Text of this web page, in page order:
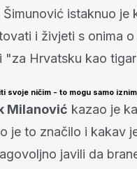
istaknuo
i živjeti s onima
"za Hrvatsku kao
svoje ničim - to mogu samo
Milanović kazao je
je to značilo i kakav
javili da